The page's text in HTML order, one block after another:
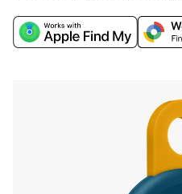
Središčem za iskanje
brezskrbno loviš valove